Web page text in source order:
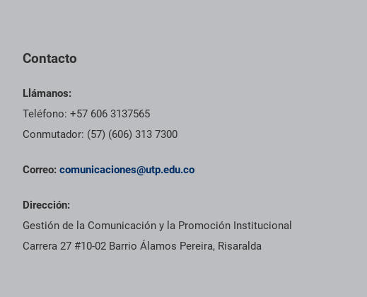
Contacto
Llámanos:
Teléfono: +57 606 3137565
Conmutador: (57) (606) 313 7300
Correo: comunicaciones@utp.edu.co
Dirección:
Gestión de la Comunicación y la Promoción Institucional
Carrera 27 #10-02 Barrio Álamos Pereira, Risaralda